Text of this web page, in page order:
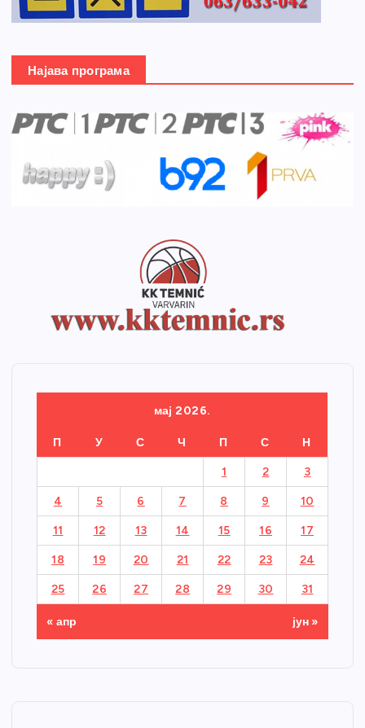
Најава програма
мај 2026.
П У С Ч П С Н
1 2 3
4 5 6 7 8 9 10
11 12 13 14 15 16 17
18 19 20 21 22 23 24
25 26 27 28 29 30 31
« апр јун »